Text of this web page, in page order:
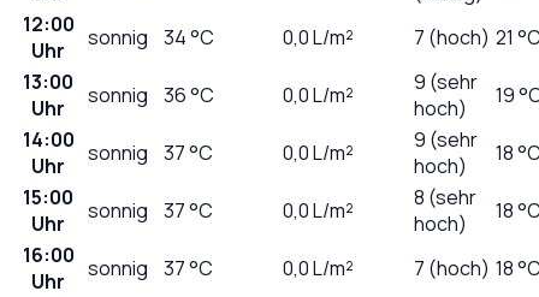
12:00
Uhr
sonnig 34°C 0,0L/m² 7 (hoch) 21
13:00
Uhr
sonnig 36°C 0,0L/m²
9 (sehr
hoch)
19
14:00
Uhr
sonnig 37°C 0,0L/m²
9 (sehr
hoch)
18
15:00
Uhr
sonnig 37°C 0,0L/m²
8 (sehr
hoch)
18
16:00
Uhr
sonnig 37°C 0,0L/m² 7 (hoch) 18